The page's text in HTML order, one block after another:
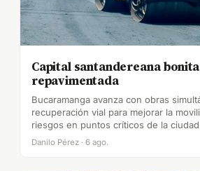
Capital santandereana
repavimentada
Bucaramanga avanza con obras
recuperación vial para mejorar la
riesgos en puntos críticos de la
Danilo Pérez · 6 ago.